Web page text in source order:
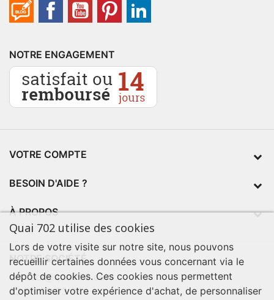
NOTRE ENGAGEMENT
VOTRE COMPTE
BESOIN D'AIDE ?
À PROPOS
NOTRE SOCIÉTÉ
contact@quai702.com
02 98 55 93 94
Quai 702 utilise des cookies
Lors de votre visite sur notre site, nous pouvons
recueillir certaines données vous concernant via le
dépôt de cookies. Ces cookies nous permettent
d'optimiser votre expérience d'achat, de personnaliser